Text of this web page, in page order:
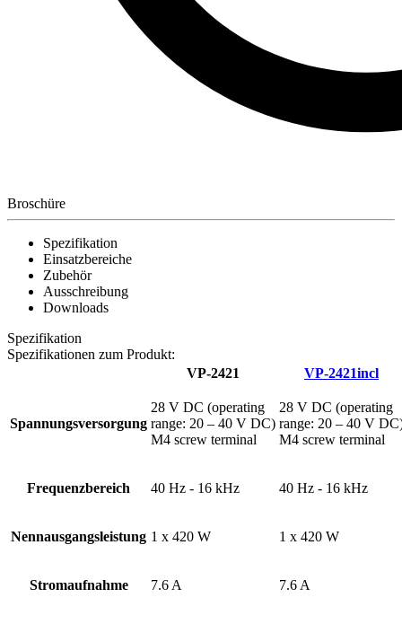
Broschüre
Spezifikation
Einsatzbereiche
Zubehör
Ausschreibung
Downloads
Spezifikation
Spezifikationen zum Produkt:
VP-2421
VP-2421incl
Spannungsversorgung
28 V DC (operating
range: 20 – 40 V DC)
M4 screw terminal
28 V DC (operating
range: 20 – 40 V
M4 screw terminal
Frequenzbereich 40 Hz - 16 kHz 40 Hz - 16 kHz
Nennausgangsleistung 1 x 420 W 1 x 420 W
Stromaufnahme 7.6 A 7.6 A